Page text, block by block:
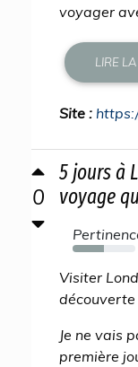
voyager
LIRE
Site :
0
5 jours à
voyage
50%
Visiter
découverte
Je ne vais
première